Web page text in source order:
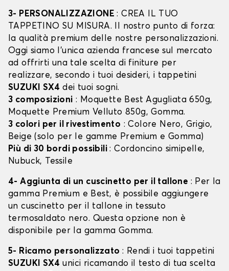
3- PERSONALIZZAZIONE: CREA IL TUO
TAPPETINO SU MISURA. Il nostro punto di forza:
la qualità premium delle nostre personalizzazioni.
Oggi siamo l’unica azienda francese sul mercato
ad offrirti una tale scelta di finiture per
realizzare, secondo i tuoi desideri, i tappetini
SUZUKI SX4 dei tuoi sogni.
3 composizioni : Moquette Best Agugliata 650g,
Moquette Premium Velluto 850g, Gomma.
3 colori per il rivestimento : Colore Nero, Grigio,
Beige (solo per le gamme Premium e Gomma)
Più di 30 bordi possibili: Cordoncino simipelle,
Nubuck, Tessile
4- Aggiunta di un cuscinetto per il tallone : Per la
gamma Premium e Best, è possibile aggiungere
un cuscinetto per il tallone in tessuto
termosaldato nero. Questa opzione non è
disponibile per la gamma Gomma.
5- Ricamo personalizzato : Rendi i tuoi tappetini
SUZUKI SX4 unici ricamando il testo di tua scelta